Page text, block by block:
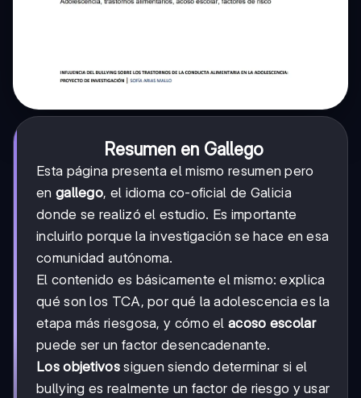
Resumen en Gallego
Esta página presenta el mismo resumen pero
en gallego, el idioma co-oficial de Galicia
donde se realizó el estudio. Es importante
incluirlo porque la investigación se hace en esa
comunidad autónoma.
El contenido es básicamente el mismo: explica
qué son los TCA, por qué la adolescencia es la
etapa más riesgosa, y cómo elacoso escolar
puede ser un factor desencadenante.
Los objetivossiguen siendo determinar si el
bullying es realmente un factor de riesgo y usar